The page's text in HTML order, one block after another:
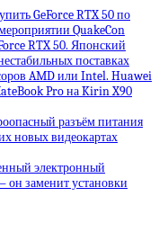
GeForce RTX 50 по
QuakeCon
RTX 50. Японский
поставках
AMD или Intel. Huawei
Pro на Kirin X90
разъём питания
новых видеокартах
электронный
он заменит установки